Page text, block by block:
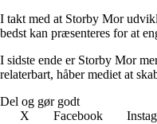
I takt med at Storby Mor
bedst kan præsenteres for at
I sidste ende er Storby Mor
relaterbart, håber mediet at
Del og gør godt
X
Facebook